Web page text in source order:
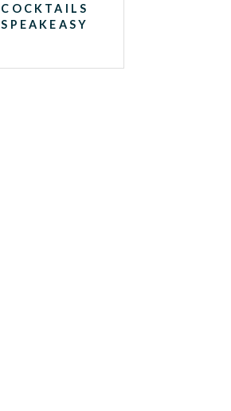
COCKTAILS
SPEAKEASY